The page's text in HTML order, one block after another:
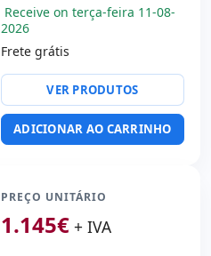
Receive on terça-feira 11-08-
2026
Frete grátis
VER PRODUTOS
ADICIONAR AO CARRINHO
PREÇO UNITÁRIO
1.145€ + IVA